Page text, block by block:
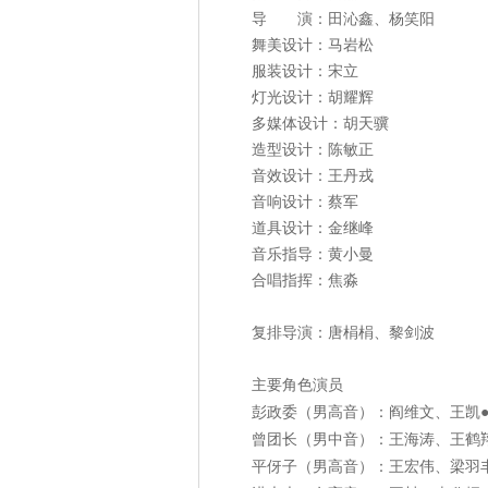
导 演：田沁鑫、杨笑阳
舞美设计：马岩松
服装设计：宋立
灯光设计：胡耀辉
多媒体设计：胡天骥
造型设计：陈敏正
音效设计：王丹戎
音响设计：蔡军
道具设计：金继峰
音乐指导：黄小曼
合唱指挥：焦淼
复排导演：唐梋梋、黎剑波
主要角色演员
彭政委（男高音）：阎维文、王凯●
曾团长（男中音）：王海涛、王鹤
平伢子（男高音）：王宏伟、梁羽